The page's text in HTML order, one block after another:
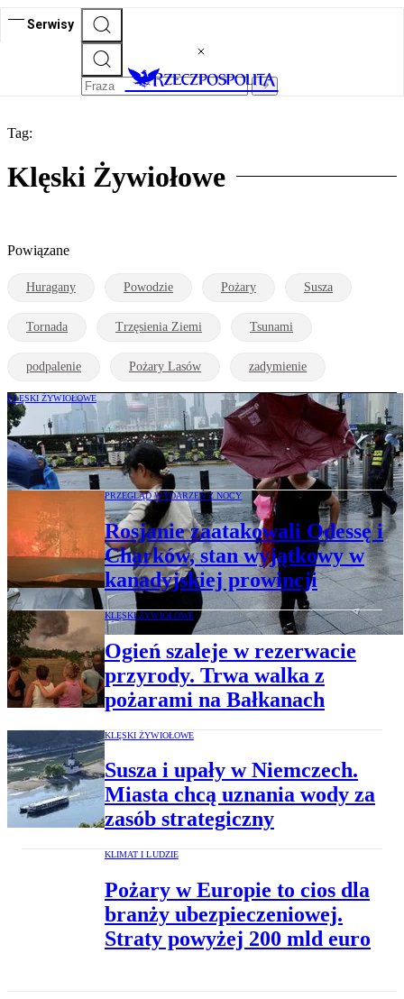
Serwisy
Tag:
Klęski Żywiołowe
Powiązane
Huragany Powodzie Pożary Susza
Tornada Trzęsienia Ziemi Tsunami
podpalenie Pożary Lasów zadymienie
KLĘSKI ŻYWIOŁOWE
Szanghaj odwołuje loty, milion osób
ewakuowanych. Tajfun uderzył w Chiny
PRZEGLĄD WYDARZEŃ Z NOCY
Rosjanie zaatakowali Odessę i
Charków, stan wyjątkowy w
kanadyjskiej prowincji
KLĘSKI ŻYWIOŁOWE
Ogień szaleje w rezerwacie
przyrody. Trwa walka z
pożarami na Bałkanach
KLĘSKI ŻYWIOŁOWE
Susza i upały w Niemczech.
Miasta chcą uznania wody za
zasób strategiczny
KLIMAT I LUDZIE
Pożary w Europie to cios dla
branży ubezpieczeniowej.
Straty powyżej 200 mld euro